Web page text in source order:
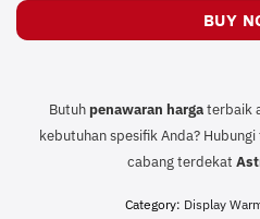
BUY
Butuh penawaran hargaterbaik
kebutuhan spesifik Anda?
cabang terdekat
Category: Display